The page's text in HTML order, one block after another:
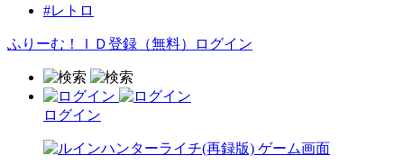
#レトロ
ふりーむ！ＩＤ登録（無料） ログイン
ログイン